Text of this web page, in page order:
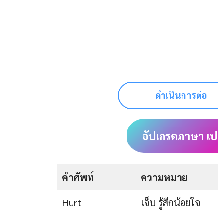
ดำเนินการต่อ
อัปเกรดภาษา เ
คำศัพท์ ความหมาย
Hurt
เจ็บ รู้สึกน้อยใจ